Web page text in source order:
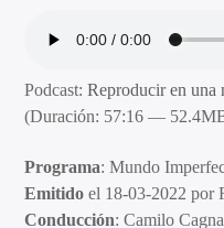
Podcast:Reproducir en una
(Duración: 57:16 —
Programa: Mundo
Emitido el 18-03-2022 por
Conducción: Camilo